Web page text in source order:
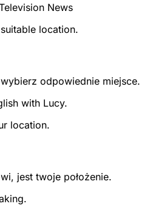
News
location.
odpowiednie miejsce.
with Lucy.
location.
jest twoje położenie.